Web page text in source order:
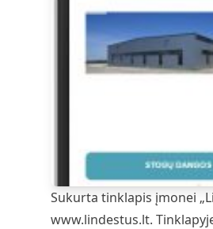
Sukurta tinklapis įmonei
www.lindestus.lt.